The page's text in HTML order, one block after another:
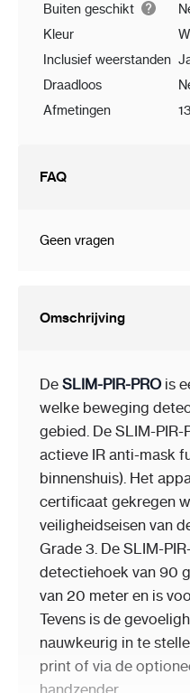
Buiten geschikt
Kleur
Inclusief weerstanden
Draadloos
Afmetingen
FAQ
Geen vragen
Omschrijving
De SLIM-PIR-PRO is
welke beweging
gebied. De SLIM-
actieve IR anti-mask
binnenshuis). Het
certificaat gekregen
veiligheidseisen van
Grade 3. De SLIM-
detectiehoek van 90
van 20 meter en is
Tevens is de
nauwkeurig in te
print of via de